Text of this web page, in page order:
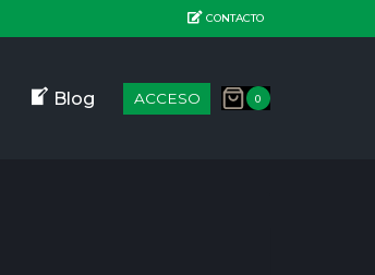
CONTACTO
Blog ACCESO 0